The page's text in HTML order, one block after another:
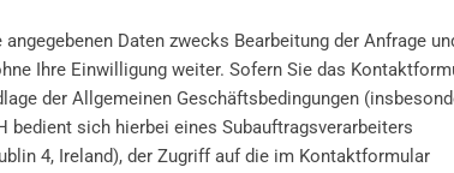
Daten zwecks Bearbeitung der Anfrage
Ihre Einwilligung weiter. Sofern Sie das
der Allgemeinen Geschäftsbedingungen
bedient sich hierbei eines Subauftragsverarbeiters
4, Ireland), der Zugriff auf die im Kontaktformular